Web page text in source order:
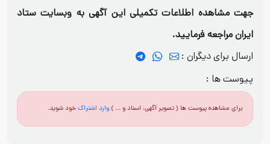
جهت مشاهده اطلاعات تکمیلی این آگهی به وبسایت ستاد
ایران مراجعه فرمایید.
ارسال برای دیگران :
پیوست ها :
برای مشاهده پیوست ها ( تصویر آگهی، اسناد و ... ) وارد اشتراکخود شوید.